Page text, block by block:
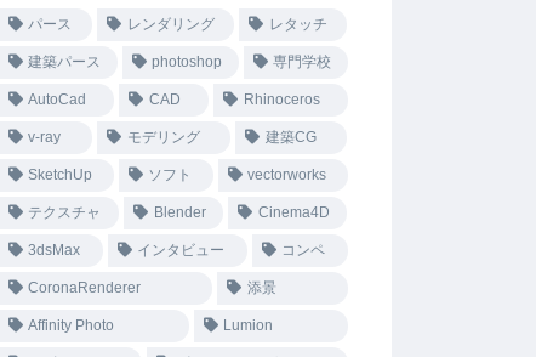
パース レンダリング レタッチ
建築パース photoshop 専門学校
AutoCad CAD Rhinoceros
v-ray モデリング 建築CG
SketchUp ソフト vectorworks
テクスチャ Blender Cinema4D
3dsMax インタビュー コンペ
CoronaRenderer 添景
Affinity Photo Lumion